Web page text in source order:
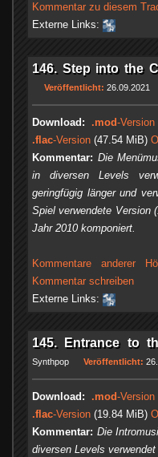
Kommentar zu diesem
Externe Links:
146. Step into the
Veröffentlicht: 26.09.2021
Download: .mod-Version
.flac-Version (47.54 MiB)
Kommentar: Die
in diversen Levels
geringfügig länger und
Spiel verwendete Version
Jahr 2010 komponiert.
Kommentare anderer
Kommentar schreiben
Externe Links:
145. Entrance to
Synthpop
Veröffentlicht:
Download: .mod-Version
.flac-Version (19.84 MiB)
Kommentar: Die
diversen Levels